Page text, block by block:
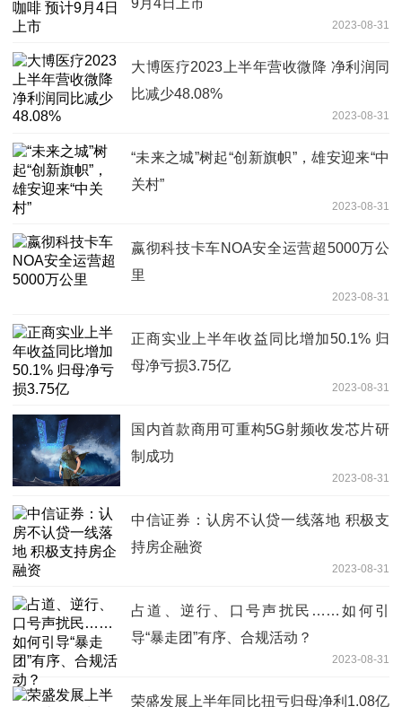
2023-08-31
大博医疗2023上半年营收微降 净利润同
比减少48.08%
2023-08-31
“未来之城”树起“创新旗帜”，雄安迎来“中
关村”
2023-08-31
嬴彻科技卡车NOA安全运营超5000万公
里
2023-08-31
正商实业上半年收益同比增加50.1% 归
母净亏损3.75亿
2023-08-31
国内首款商用可重构5G射频收发芯片研
制成功
2023-08-31
中信证券：认房不认贷一线落地 积极支
持房企融资
2023-08-31
占道、逆行、口号声扰民……如何引
导“暴走团”有序、合规活动？
2023-08-31
荣盛发展上半年同比扭亏归母净利1.08亿